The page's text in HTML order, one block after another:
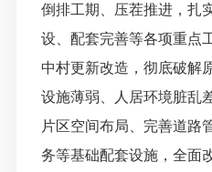
倒排工期、压茬推进，扎
设、配套完善等各项重点
中村更新改造，彻底破解
设施薄弱、人居环境脏乱
片区空间布局、完善道路
务等基础配套设施，全面